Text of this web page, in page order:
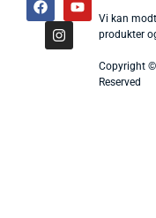
Vi kan
produkter
Copyright
Reserved